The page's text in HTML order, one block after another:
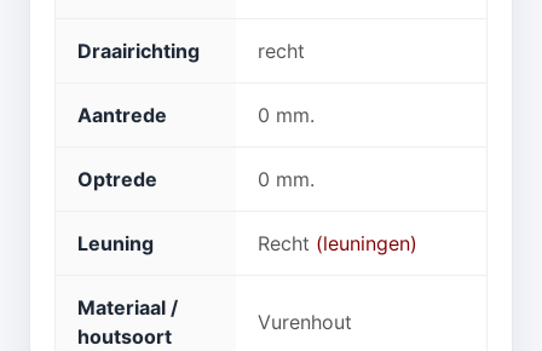
Draairichting recht
Aantrede 0 mm.
Optrede 0 mm.
Leuning Recht (leuningen)
Materiaal /
houtsoort
Vurenhout